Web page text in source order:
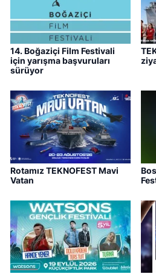
14. Boğaziçi Film Festivali
için yarışma başvuruları
sürüyor
Rotamız TEKNOFEST Mavi
Vatan